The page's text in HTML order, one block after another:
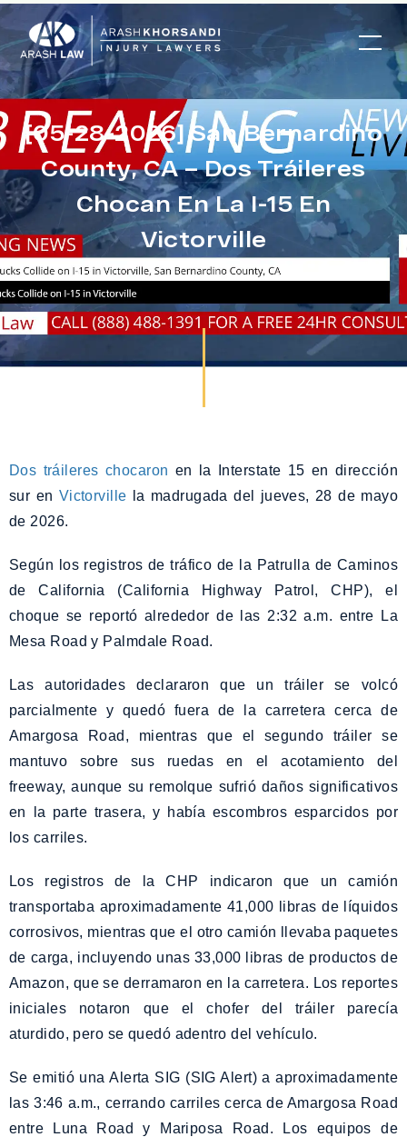
[05-28-2026] San Bernardino
County, CA – Dos Tráileres
Chocan En La I-15 En
Victorville
Dos tráileres chocaron en la Interstate 15 en dirección
sur en Victorville la madrugada del jueves, 28 de mayo
de 2026.
Según los registros de tráfico de la Patrulla de Caminos
de California (California Highway Patrol, CHP), el
choque se reportó alrededor de las 2:32 a.m. entre La
Mesa Road y Palmdale Road.
Las autoridades declararon que un tráiler se volcó
parcialmente y quedó fuera de la carretera cerca de
Amargosa Road, mientras que el segundo tráiler se
mantuvo sobre sus ruedas en el acotamiento del
freeway, aunque su remolque sufrió daños significativos
en la parte trasera, y había escombros esparcidos por
los carriles.
Los registros de la CHP indicaron que un camión
transportaba aproximadamente 41,000 libras de líquidos
corrosivos, mientras que el otro camión llevaba paquetes
de carga, incluyendo unas 33,000 libras de productos de
Amazon, que se derramaron en la carretera. Los reportes
iniciales notaron que el chofer del tráiler parecía
aturdido, pero se quedó adentro del vehículo.
Se emitió una Alerta SIG (SIG Alert) a aproximadamente
las 3:46 a.m., cerrando carriles cerca de Amargosa Road
entre Luna Road y Mariposa Road. Los equipos de